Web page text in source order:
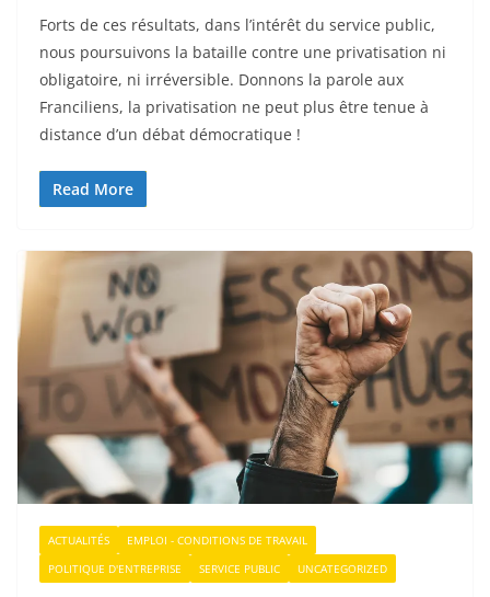
Forts de ces résultats, dans l’intérêt du service public,
nous poursuivons la bataille contre une privatisation ni
obligatoire, ni irréversible. Donnons la parole aux
Franciliens, la privatisation ne peut plus être tenue à
distance d’un débat démocratique !
Read More
ACTUALITÉS
EMPLOI - CONDITIONS DE TRAVAIL
POLITIQUE D'ENTREPRISE
SERVICE PUBLIC UNCATEGORIZED